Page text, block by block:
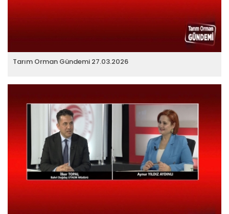
Tarım Orman Gündemi 27.03.2026